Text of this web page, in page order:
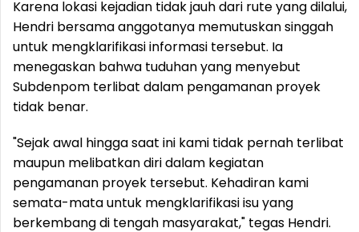
Karena lokasi kejadian tidak jauh dari rute yang dilalui,
Hendri bersama anggotanya memutuskan singgah
untuk mengklarifikasi informasi tersebut. Ia
menegaskan bahwa tuduhan yang menyebut
Subdenpom terlibat dalam pengamanan proyek
tidak benar.
"Sejak awal hingga saat ini kami tidak pernah terlibat
maupun melibatkan diri dalam kegiatan
pengamanan proyek tersebut. Kehadiran kami
semata-mata untuk mengklarifikasi isu yang
berkembang di tengah masyarakat," tegas Hendri.